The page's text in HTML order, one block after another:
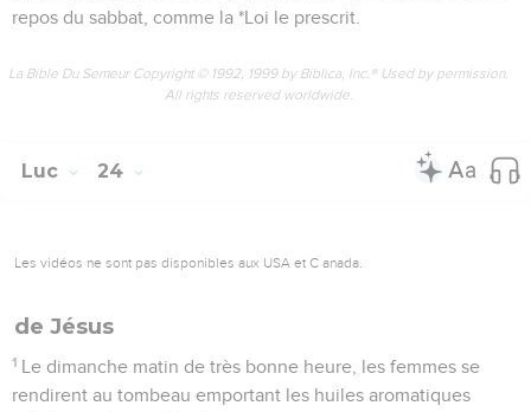
repos du sabbat, comme la *Loi le prescrit.
La Bible Du Semeur Copyright © 1992, 1999 by Biblica, Inc.® Used by permission.
All rights reserved worldwide.
Luc 24
Les vidéos ne sont pas disponibles aux USA et C anada.
de Jésus
1 Le dimanche matin de très bonne heure, les femmes se
rendirent au tombeau emportant les huiles aromatiques